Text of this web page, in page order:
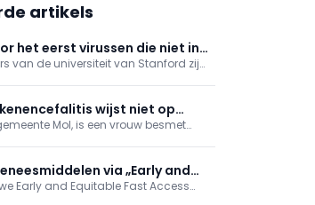
artikels
het eerst virussen die niet in
van de universiteit van Stanford zijn
(AI)
wijst niet op
Mol, is een vrouw besmet
nieuws.
via „Early and
Early and Equitable Fast Access